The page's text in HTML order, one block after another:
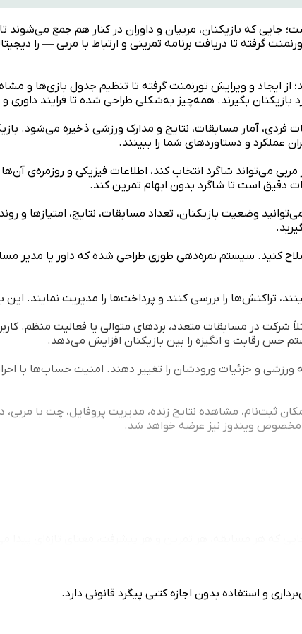
جایی که بازیکنان، مربیان و داوران در کنار هم جمع می‌شوند
گرفته تا دریافت برنامه تمرینی و ارتباط با مربی — را
ایجاد و ویرایش تورنمنت گرفته تا تنظیم جدول بازی‌ها و
بازیکنان بگیرند. همه‌چیز به‌شکلی طراحی شده تا فرایند
فردی، آمار مسابقات، نتایج و مدارک ورزشی ذخیره می‌شود.
عملکرد و دستاوردهای شما را ببینند.
مربی می‌تواند شاگرد انتخاب کند، اطلاعات فیزیکی و روزمره‌ی
دقیق است تا شاگرد بدون ابهام تمرین کند.
وضعیت بازیکنان، تعداد مسابقات، نتایج، امتیازها و
کنید. سیستم نمره‌دهی طوری طراحی شده که داور یا مدیر
تراکنش‌ها را بررسی کنند و پرداخت‌ها را مدیریت نمایند.
در مسابقات متعدد، بردهای متوالی یا فعالیت منظم.
حس رقابت و انگیزه را بین بازیکنان افزایش می‌دهد.
و جزئیات ورودشان را تغییر دهند. امنیت حساب‌ها با
ثبت‌نام، مشاهده نتایج زنده، مدیریت پروفایل، چت با
و استفاده بدون اجازه کتبی پیگرد قانونی دارد.